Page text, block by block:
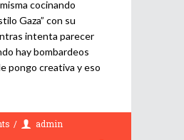
cocinando
Gaza” con su
intenta parecer
hay bombardeos
pongo creativa y eso
admin